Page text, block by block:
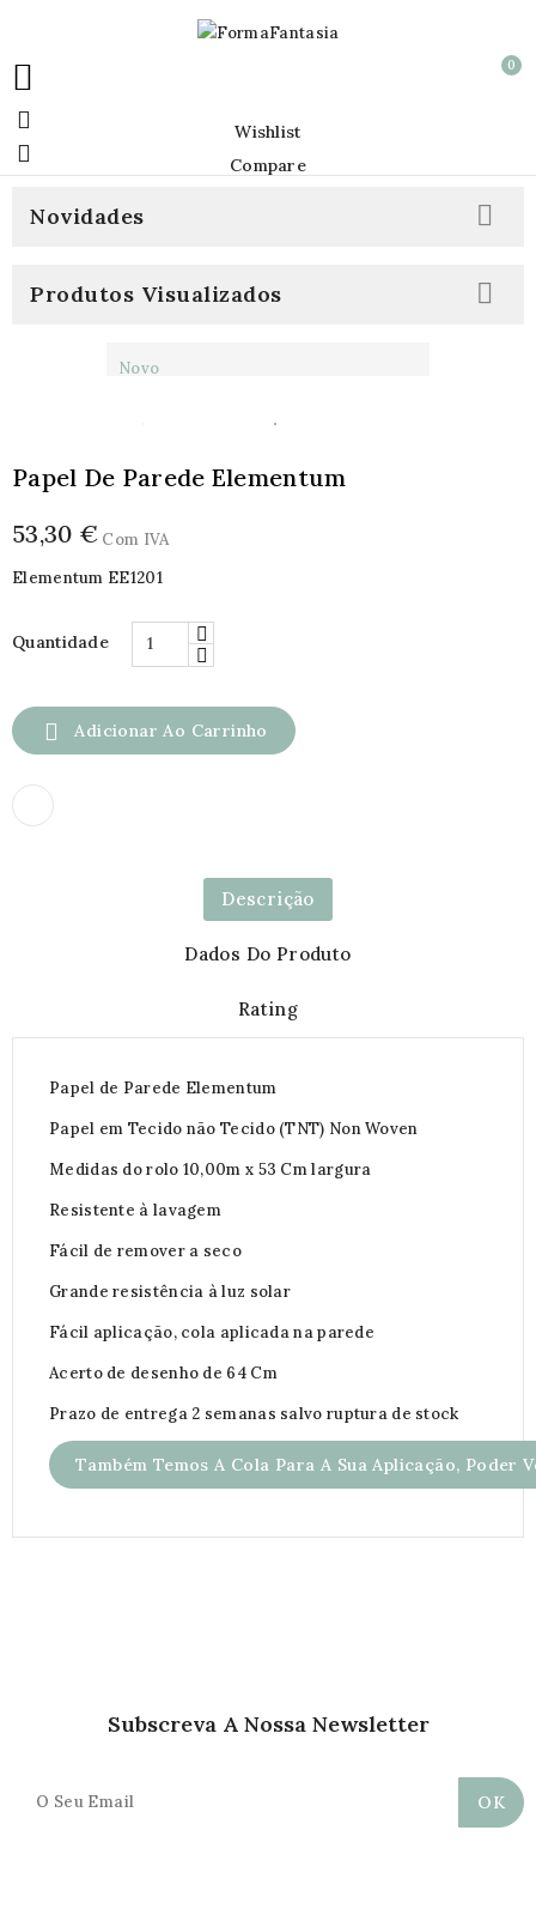
 0
 Wishlist
 Compare
Novidades 
Produtos Visualizados 
Novo
Papel De Parede Elementum
53,30 € Com IVA
Elementum EE1201
Quantidade
 Adicionar Ao Carrinho
Descrição
Dados Do Produto
Rating
Papel de Parede Elementum
Papel em Tecido não Tecido (TNT) Non Woven
Medidas do rolo 10,00m x 53 Cm largura
Resistente à lavagem
Fácil de remover a seco
Grande resistência à luz solar
Fácil aplicação, cola aplicada na parede
Acerto de desenho de 64 Cm
Prazo de entrega 2 semanas salvo ruptura de stock
Também Temos A Cola Para A Sua Aplicação, Poder
Subscreva A Nossa Newsletter